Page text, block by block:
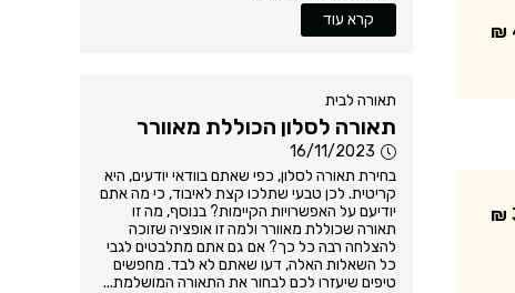
קרא עוד
תאורה לבית
תאורה לסלון הכוללת מאוורר
16/11/2023
בחירת תאורה לסלון, כפי שאתם בוודאי יודעים, היא
קריטית. לכן טבעי שתלכו קצת לאיבוד, כי מה אתם
יודיעם על האפשרויות הקיימות? בנוסף, מה זו
תאורה שכוללת מאוורר ולמה זו אופציה שזוכה
להצלחה רבה כל כך? אם גם אתם מתלבטים לגבי
כל השאלות האלה, דעו שאתם לא לבד. מחפשים
טיפים שיעזרו לכם לבחור את התאורה המושלמת...